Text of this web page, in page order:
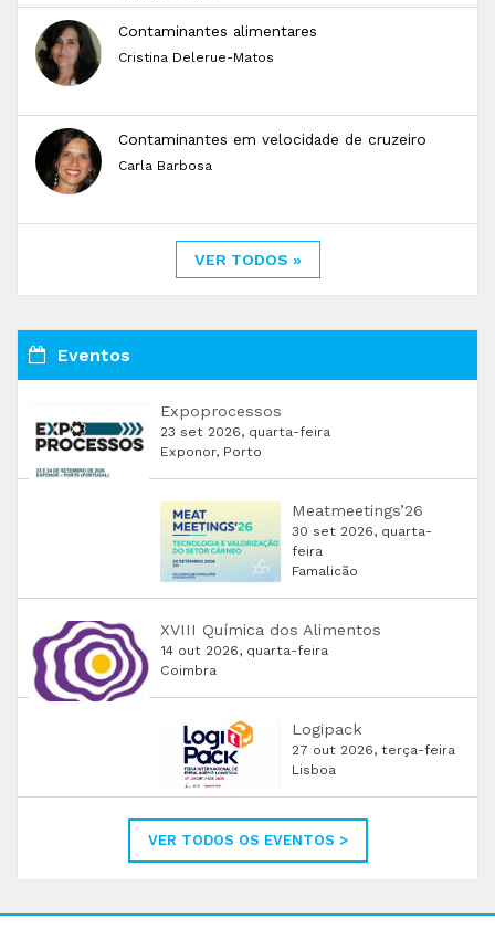
Contaminantes alimentares
Cristina Delerue-Matos
Contaminantes em velocidade de cruzeiro
Carla Barbosa
VER TODOS »
Eventos
Expoprocessos
23 set 2026, quarta-feira
Exponor, Porto
Meatmeetings’26
30 set 2026, quarta-
feira
Famalicão
XVIII Química dos Alimentos
14 out 2026, quarta-feira
Coimbra
Logipack
27 out 2026, terça-feira
Lisboa
VER TODOS OS EVENTOS >